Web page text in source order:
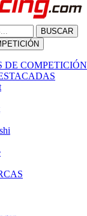
BUSCAR
DE COMPETICIÓN